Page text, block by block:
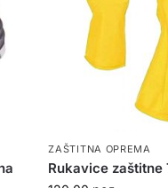
ZAŠTITNA OPREMA
Rukavice zaštitne